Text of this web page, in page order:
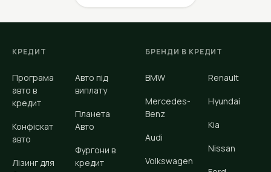
КРЕДИТ
Програма
авто в
кредит
Конфіскат
авто
Лізинг для
Авто під
виплату
Планета
Авто
Фургони в
кредит
БРЕНДИ В КРЕДИТ
BMW
Mercedes-
Benz
Audi
Volkswagen
Renault
Hyundai
Kia
Nissan